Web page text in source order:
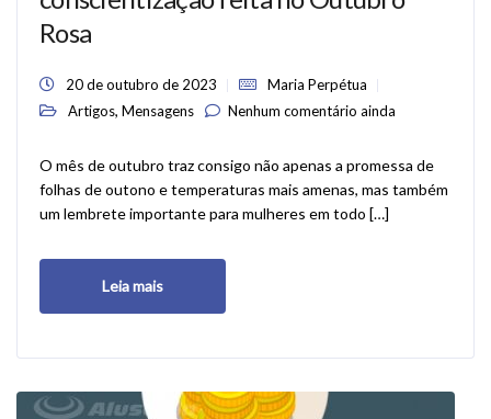
Rosa
20 de outubro de 2023
Maria Perpétua
Artigos, Mensagens Nenhum comentário ainda
O mês de outubro traz consigo não apenas a promessa de
folhas de outono e temperaturas mais amenas, mas também
um lembrete importante para mulheres em todo […]
Leia mais